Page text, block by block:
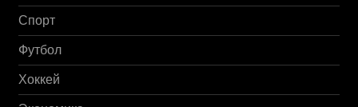
Спорт
Футбол
Хоккей